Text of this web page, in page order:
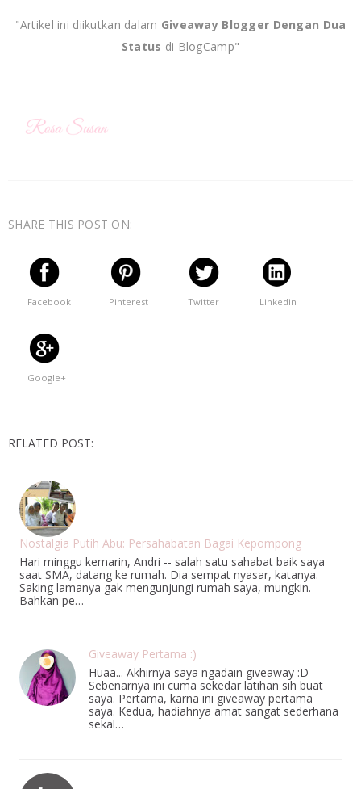
"Artikel ini diikutkan dalam Giveaway Blogger Dengan Dua
Status di BlogCamp"
SHARE THIS POST ON:
Facebook Pinterest Twitter Linkedin
Google+
RELATED POST:
Nostalgia Putih Abu: Persahabatan Bagai Kepompong
Hari minggu kemarin, Andri -- salah satu sahabat baik saya
saat SMA, datang ke rumah. Dia sempat nyasar, katanya.
Saking lamanya gak mengunjungi rumah saya, mungkin.
Bahkan pe…
Giveaway Pertama :)
Huaa... Akhirnya saya ngadain giveaway :D
Sebenarnya ini cuma sekedar latihan sih buat
saya. Pertama, karna ini giveaway pertama
saya. Kedua, hadiahnya amat sangat sederhana
sekal…